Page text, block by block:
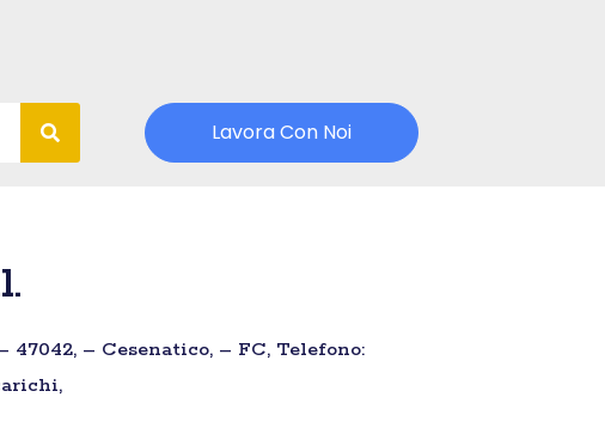
Lavora Con Noi
– Cesenatico, – FC, Telefono: